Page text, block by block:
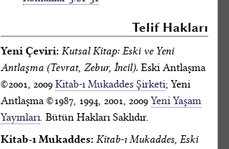
Telif Hakları
Yeni Çeviri: Kutsal Kitap: Eski ve Yeni
Antlaşma (Tevrat, Zebur, İncil). Eski Antlaşma
©2001, 2009 Kitab-ı Mukaddes Şirketi; Yeni
Antlaşma ©1987, 1994, 2001, 2009 Yeni Yaşam
Yayınları. Bütün Hakları Saklıdır.
Kitab-ı Mukaddes: Kitab-ı Mukaddes, Eski